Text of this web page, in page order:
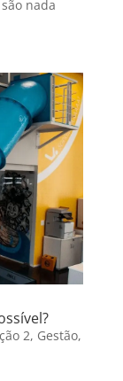
nada
2, Gestão,